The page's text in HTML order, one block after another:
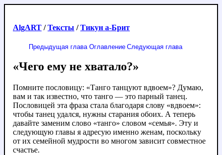
AlgART /Тексты /Тикун а-Брит
Предыдущая глава Оглавление Следующая глава
«Чего ему не хватало?»
Помните пословицу: «Танго танцуют вдвоем»? Думаю,
вам и так известно, что танго — это парный танец.
Пословицей эта фраза стала благодаря слову «вдвоем»:
чтобы танец удался, нужны старания обоих. А теперь
давайте заменим слово «танго» словом «семья». Эту и
следующую главы я адресую именно женам, поскольку
от их семейной мудрости во многом зависит совместное
счастье.